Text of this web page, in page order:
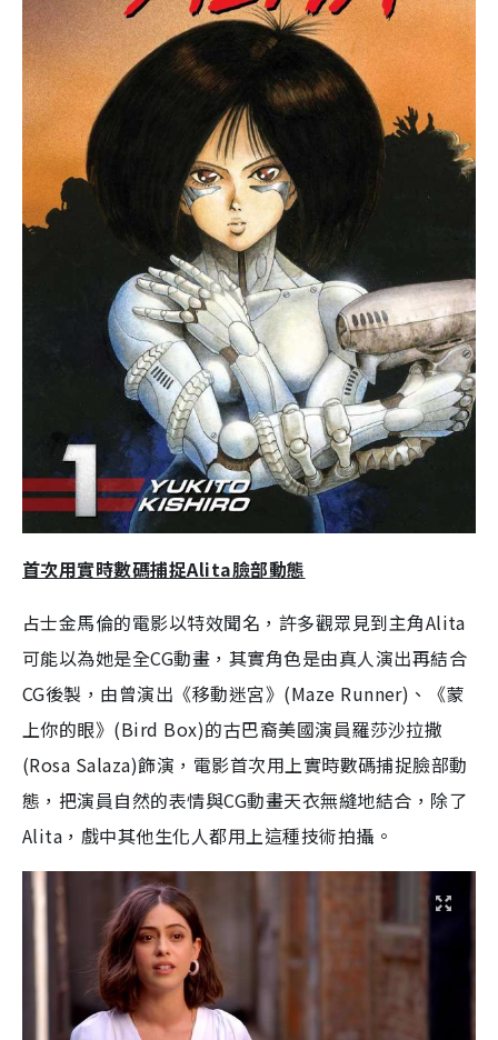
首次用實時數碼捕捉Alita臉部動態
占士金馬倫的電影以特效聞名，許多觀眾見到主角Alita
可能以為她是全CG動畫，其實角色是由真人演出再結合
CG後製，由曾演出《移動迷宮》(Maze Runner)、《蒙
上你的眼》(Bird Box)的古巴裔美國演員羅莎沙拉撒
(Rosa Salaza)飾演，電影首次用上實時數碼捕捉臉部動
態，把演員自然的表情與CG動畫天衣無縫地結合，除了
Alita，戲中其他生化人都用上這種技術拍攝。